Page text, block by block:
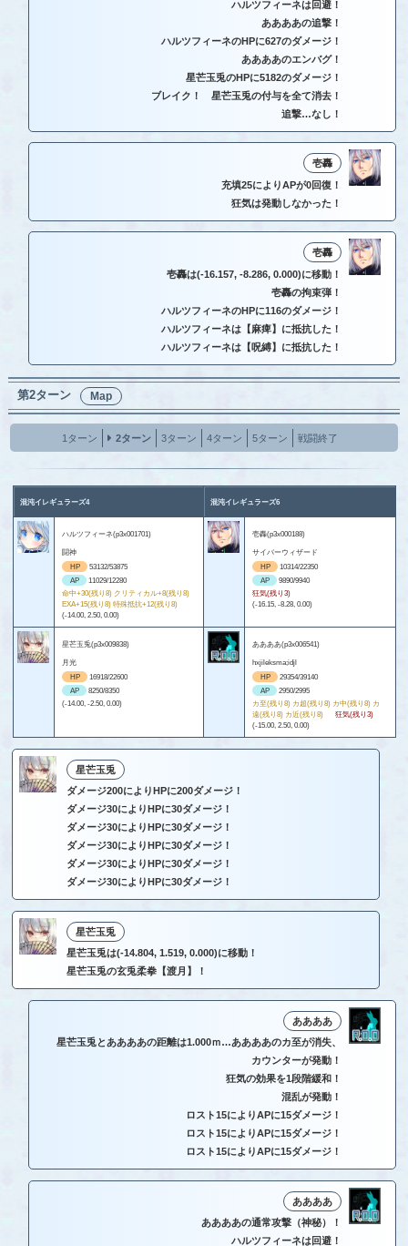
ハルツフィーネは回避！
ああああの追撃！
ハルツフィーネのHPに627のダメージ！
ああああのエンバグ！
星芒玉兎のHPに5182のダメージ！
ブレイク！ 星芒玉兎の付与を全て消去！
追撃…なし！
壱轟
充填25によりAPが0回復！
狂気は発動しなかった！
壱轟
壱轟は(-16.157, -8.286, 0.000)に移動！
壱轟の拘束弾！
ハルツフィーネのHPに116のダメージ！
ハルツフィーネは【麻痺】に抵抗した！
ハルツフィーネは【呪縛】に抵抗した！
第2ターン Map
1ターン 2ターン 3ターン 4ターン 5ターン 戦闘終了
混沌イレギュラーズ4 混沌イレギュラーズ6
ハルツフィーネ(p3x001701)
闘神
HP
53132/53875
AP
11029/12280
命中+30(残り8) クリティカル+8(残り8)
EXA+15(残り8) 特殊抵抗+12(残り8)
(-14.00, 2.50, 0.00)
壱轟(p3x000188)
サイバーウィザード
HP
10314/22350
AP
9890/9940
狂気(残り3)
(-16.15, -8.28, 0.00)
星芒玉兎(p3x009838)
月光
HP
16918/22600
AP
8250/8350
(-14.00, -2.50, 0.00)
ああああ(p3x006541)
hxjileksma;idjl
HP
29354/39140
AP
2950/2995
カ至(残り8) カ超(残り8) カ中(残り8) カ
遠(残り8) カ近(残り8)
狂気(残り3)
(-15.00, 2.50, 0.00)
星芒玉兎
ダメージ200によりHPに200ダメージ！
ダメージ30によりHPに30ダメージ！
ダメージ30によりHPに30ダメージ！
ダメージ30によりHPに30ダメージ！
ダメージ30によりHPに30ダメージ！
ダメージ30によりHPに30ダメージ！
星芒玉兎
星芒玉兎は(-14.804, 1.519, 0.000)に移動！
星芒玉兎の玄兎柔拳【渡月】！
ああああ
星芒玉兎とああああの距離は1.000ｍ…ああああのカ至が消失、
カウンターが発動！
狂気の効果を1段階緩和！
混乱が発動！
ロスト15によりAPに15ダメージ！
ロスト15によりAPに15ダメージ！
ロスト15によりAPに15ダメージ！
ああああ
ああああの通常攻撃（神秘）！
ハルツフィーネは回避！